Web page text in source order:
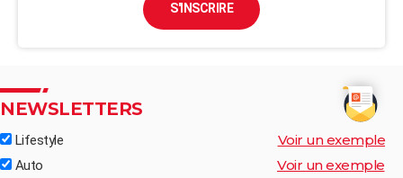
S'INSCRIRE
NEWSLETTERS
Lifestyle Voir un exemple
Auto Voir un exemple